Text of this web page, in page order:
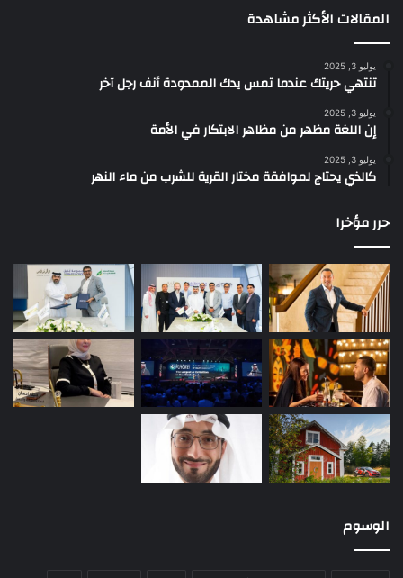
المقالات الأكثر مشاهدة
يوليو 3, 2025
تنتهي حريتك عندما تمس يدك الممدودة أنف رجل آخر
يوليو 3, 2025
إن اللغة مظهر من مظاهر الابتكار في الأمة
يوليو 3, 2025
كالذي يحتاج لموافقة مختار القرية للشرب من ماء النهر
حرر مؤخرا
الوسوم